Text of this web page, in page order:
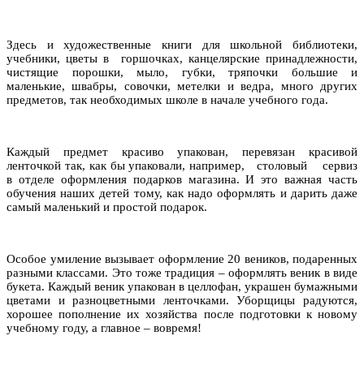
Здесь и художественные книги для школьной библиотеки,
учебники, цветы в горшочках, канцелярские принадлежности,
чистящие порошки, мыло, губки, тряпочки большие и
маленькие, швабры, совочки, метелки и ведра, много других
предметов, так необходимых школе в начале учебного года.
Каждый предмет красиво упакован, перевязан красивой
ленточкой так, как бы упаковали, например, столовый сервиз
в отделе оформления подарков магазина. И это важная часть
обучения наших детей тому, как надо оформлять и дарить даже
самый маленький и простой подарок.
Особое умиление вызывает оформление 20 веников, подаренных
разными классами. Это тоже традиция –оформлять веник в виде
букета. Каждый веник упакован в целлофан, украшен бумажными
цветами и разноцветными ленточками. Уборщицы радуются,
хорошее пополнение их хозяйства после подготовки к новому
учебному году, а главное – вовремя!